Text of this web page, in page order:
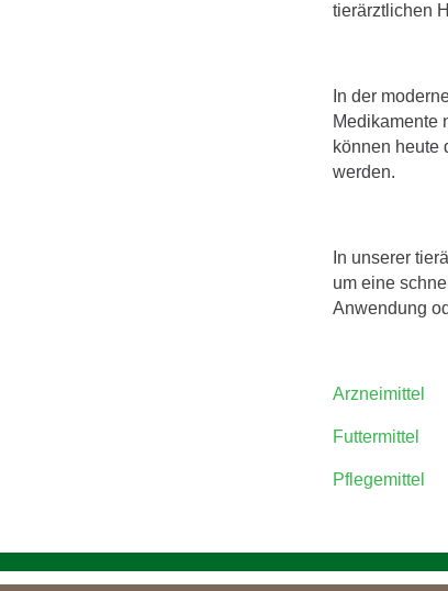
tierärztlichen
In der
Medikamente
können heute
werden.
In unserer
um eine
Anwendung
Arzneimittel
Futtermittel
Pflegemittel